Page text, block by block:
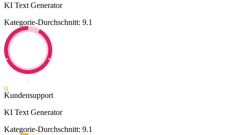
KI Text Generator
Kategorie-Durchschnitt: 9.1
9
Kundensupport
KI Text Generator
Kategorie-Durchschnitt: 9.1